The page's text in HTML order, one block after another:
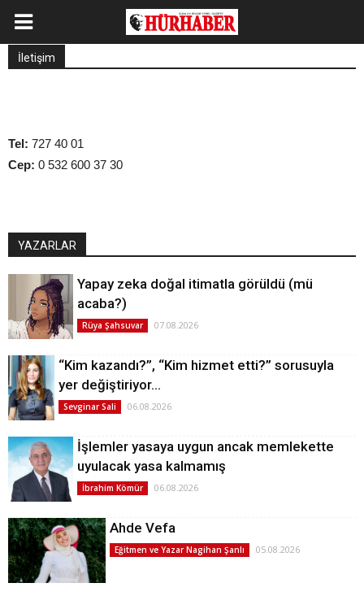
İletişim
Tel: 727 40 01
Cep: 0 532 600 37 30
YAZARLAR
Yapay zeka doğal itimatla görüldü (mü
acaba?)
Rüya Şahsuvar 07.08.2026
“Kim kazandı?”, “Kim hizmet etti?” sorusuyla
yer değiştiriyor…
Sevginar Sali 06.08.2026
İşlemler yasaya uygun ancak memlekette
uyulacak yasa kalmamış
İbrahim Kömür 06.08.2026
Ahde Vefa
Eğitmen ve Yazar Nagihan Şanlı 05.08.2026